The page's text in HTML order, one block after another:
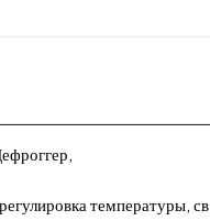
температуры, св